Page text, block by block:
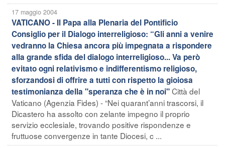
17 maggio 2004
VATICANO - Il Papa alla Plenaria del Pontificio
Consiglio per il Dialogo interreligioso: “Gli anni a venire
vedranno la Chiesa ancora più impegnata a rispondere
alla grande sfida del dialogo interreligioso... Va però
evitato ogni relativismo e indifferentismo religioso,
sforzandosi di offrire a tutti con rispetto la gioiosa
testimonianza della "speranza che è in noi"Città del
Vaticano (Agenzia Fides) - “Nei quarant’anni trascorsi, il
Dicastero ha assolto con zelante impegno il proprio
servizio ecclesiale, trovando positive rispondenze e
fruttuose convergenze in tante Diocesi, c ...